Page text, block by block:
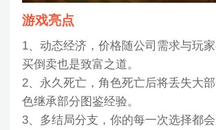
游戏亮点
1、动态经济，价格随公司需求与玩
买倒卖也是致富之道。
2、永久死亡，角色死亡后将丢失大
色继承部分图鉴经验。
3、多结局分支，你的每一次选择都